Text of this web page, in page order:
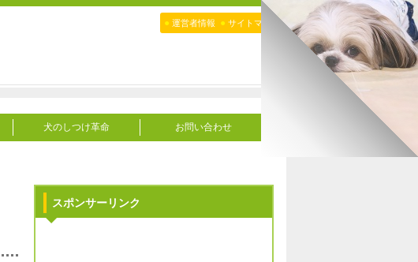
● 運営者情報 ● サイトマップ
犬のしつけ革命 お問い合わせ
スポンサーリンク